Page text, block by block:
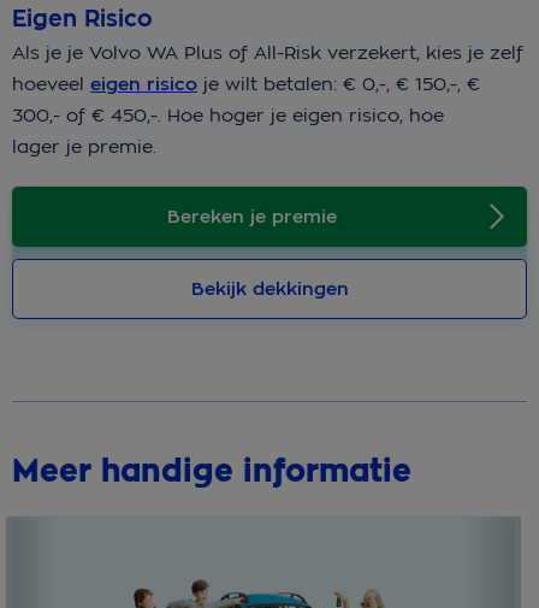
Eigen Risico
Als je je Volvo WA Plus of All-Risk verzekert, kies je zelf
hoeveel eigen risico je wilt betalen: € 0,-, € 150,-, €
300,- of € 450,-. Hoe hoger je eigen risico, hoe
lager je premie.
Bereken je premie
Bekijk dekkingen
Meer handige informatie